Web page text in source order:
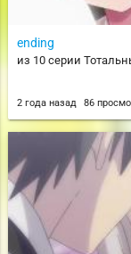
ending
из 10 серии
2 года назад 86